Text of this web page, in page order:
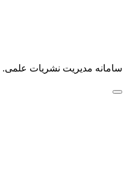
سامانه مدیریت نشریات علمی.